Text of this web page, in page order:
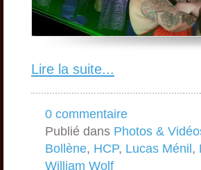
Lire la suite...
0 commentaire
Publié dans Photos &
Bollène, HCP, Lucas Ménil,
William Wolf